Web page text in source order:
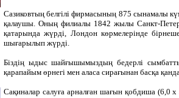
Сазиковтың белгілі фирмасының 875 сынамалы
қалаушы. Оның филиалы 1842 жылы Санкт-
қатарында жүрді, Лондон көрмелерінде
шығарылып жүрді.
Біздің ыдыс шайғышымыздың бедерлі
қарапайым өрнегі мен аласа сирағынан басқа
Сақиналар салуға арналған шағын қобдиша (6,0 х